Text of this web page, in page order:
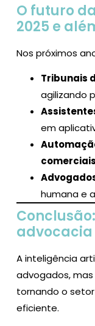
O futuro
2025 e
Nos próximos
Tribunais
agilizando
em
comerciais
humana e
A inteligência
advogados, mas
tornando o
eficiente.